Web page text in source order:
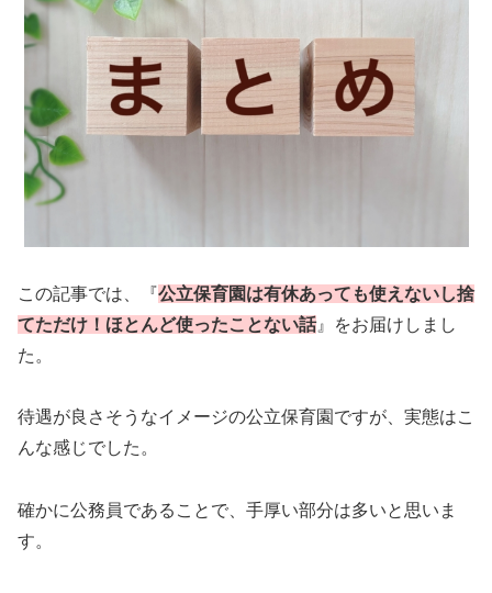
この記事では、『公立保育園は有休あっても使えないし捨
てただけ！ほとんど使ったことない話』をお届けしまし
た。
待遇が良さそうなイメージの公立保育園ですが、実態はこ
んな感じでした。
確かに公務員であることで、手厚い部分は多いと思いま
す。